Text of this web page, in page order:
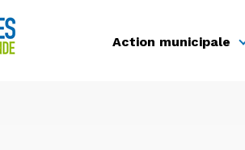
Action municipale